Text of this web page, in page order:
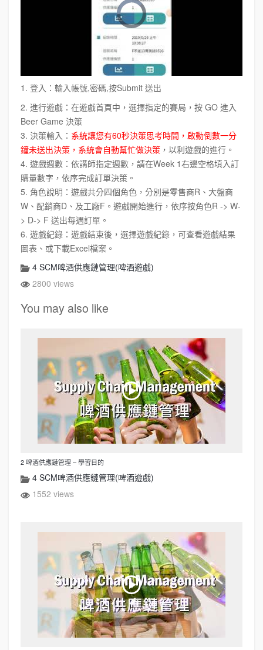
1. 登入：輸入帳號,密碼,按Submit 送出
2. 進行遊戲：在遊戲首頁中，選擇指定的賽局，按 GO 進入
Beer Game 決策
3. 決策輸入： 系統讓您有60秒決策思考時間，啟動倒數一分
鐘未送出決策，系統會自動幫忙做決策 ，以利遊戲的進行。
4. 遊戲週數：依講師指定週數，請在Week 1右邊空格填入訂
購量數字，依序完成訂單決策。
5. 角色說明：遊戲共分四個角色，分別是零售商R、大盤商
W、配銷商D、及工廠F。遊戲開始進行，依序按角色R -> W-
> D-> F 送出每週訂單。
6. 遊戲紀錄：遊戲結束後，選擇遊戲紀錄，可查看遊戲結果
圖表、或下載Excel檔案。
4 SCM啤酒供應鏈管理(啤酒遊戲)
2800 views
You may also like
2 啤酒供應鏈管理 – 學習目的
4 SCM啤酒供應鏈管理(啤酒遊戲)
1552 views